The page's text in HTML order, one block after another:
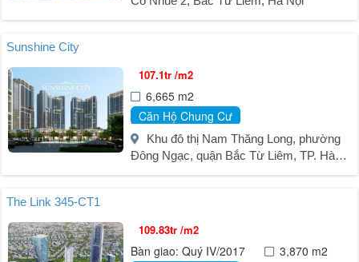
Sunshine City
107.1tr /m2
6,665 m2
Căn Hộ Chung Cư
Khu đô thị Nam Thăng Long, phường
Đông Ngạc, quận Bắc Từ Liêm, TP. Hà
Nội
The Link 345-CT1
109.83tr /m2
Bàn giao: Quý IV/2017
3,870 m2